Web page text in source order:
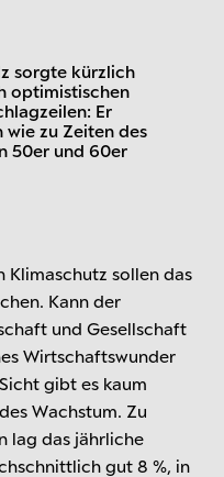
sorgte kürzlich
optimistischen
Er
zu Zeiten des
50er und 60er
Klimaschutz sollen das
Kann der
und Gesellschaft
Wirtschaftswunder
gibt es kaum
Wachstum. Zu
lag das jährliche
gut 8 %, in